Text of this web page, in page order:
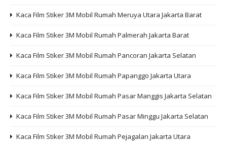
Kaca Film Stiker 3M Mobil Rumah Meruya Utara Jakarta Barat
Kaca Film Stiker 3M Mobil Rumah Palmerah Jakarta Barat
Kaca Film Stiker 3M Mobil Rumah Pancoran Jakarta Selatan
Kaca Film Stiker 3M Mobil Rumah Papanggo Jakarta Utara
Kaca Film Stiker 3M Mobil Rumah Pasar Manggis Jakarta Selatan
Kaca Film Stiker 3M Mobil Rumah Pasar Minggu Jakarta Selatan
Kaca Film Stiker 3M Mobil Rumah Pejagalan Jakarta Utara